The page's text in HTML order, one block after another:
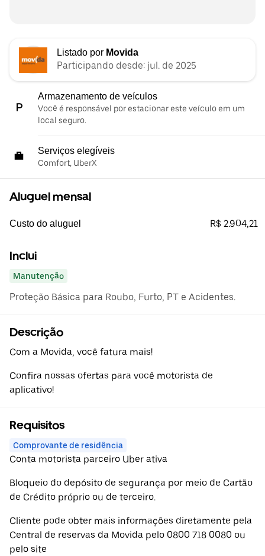
Listado por Movida
Participando desde: jul. de 2025
Armazenamento de veículos
Você é responsável por estacionar este veículo em um
local seguro.
Serviços elegíveis
Comfort, UberX
Aluguel mensal
Custo do aluguel R$ 2.904,21
Inclui
Manutenção
Proteção Básica para Roubo, Furto, PT e Acidentes.
Descrição
Com a Movida, você fatura mais!
Confira nossas ofertas para você motorista de
aplicativo!
Requisitos
Comprovante de residência
Conta motorista parceiro Uber ativa
Bloqueio do depósito de segurança por meio de Cartão
de Crédito próprio ou de terceiro.
Cliente pode obter mais informações diretamente pela
Central de reservas da Movida pelo 0800 718 0080 ou
pelo site